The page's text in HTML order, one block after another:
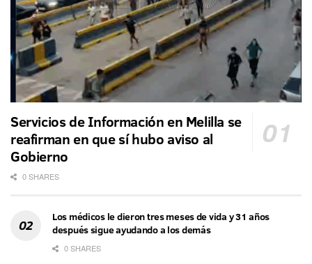
Servicios de Información en Melilla se
reafirman en que sí hubo aviso al
Gobierno
0 SHARES
Los médicos le dieron tres meses de vida y 31 años
después sigue ayudando a los demás
0 SHARES